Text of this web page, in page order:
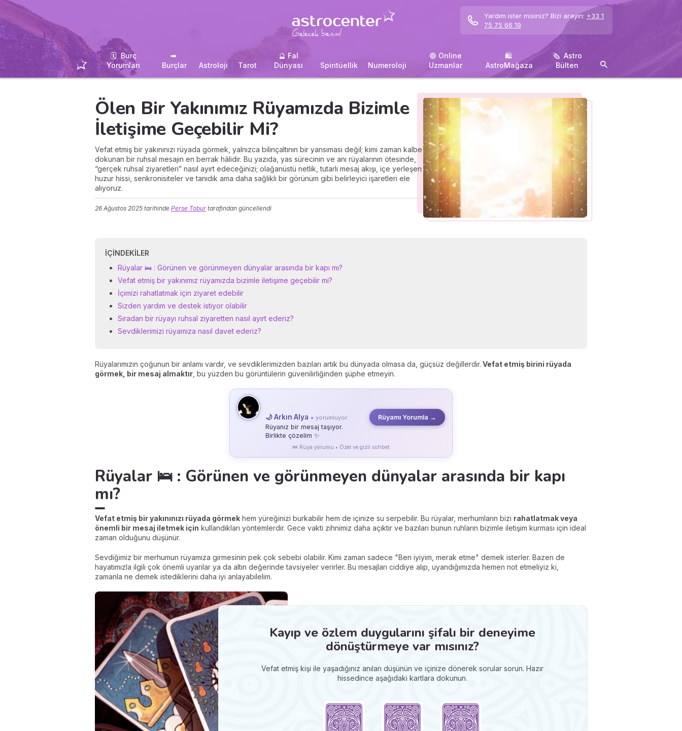
Yardım ister misiniz? Bizi arayın: +33 1
75 75 66 19
🗓 ️ Burç
Yorumları
➡ ️
Burçlar
Astroloji Tarot
🔮 Fal
Dünyası
Spiritüellik Numeroloji
🟢 Online
Uzmanlar
🛍 ️
AstroMağaza
🗞 ️ Astro
Bülten
Ölen Bir Yakınımız Rüyamızda Bizimle
İletişime Geçebilir Mi?
Vefat etmiş bir yakınınızı rüyada görmek, yalnızca bilinçaltının bir yansıması değil; kimi zaman kalbe
dokunan bir ruhsal mesajın en berrak hâlidir. Bu yazıda, yas sürecinin ve anı rüyalarının ötesinde,
“gerçek ruhsal ziyaretleri” nasıl ayırt edeceğinizi; olağanüstü netlik, tutarlı mesaj akışı, içe yerleşen
huzur hissi, senkronisiteler ve tanıdık ama daha sağlıklı bir görünüm gibi belirleyici işaretleri ele
alıyoruz.
26 Ağustos 2025 tarihinde Perse Tobur tarafından güncellendi
İÇINDEKILER
Rüyalar 🛌 : Görünen ve görünmeyen dünyalar arasında bir kapı mı?
Vefat etmiş bir yakınımız rüyamızda bizimle iletişime geçebilir mi?
İçimizi rahatlatmak için ziyaret edebilir
Sizden yardım ve destek istiyor olabilir
Sıradan bir rüyayı ruhsal ziyaretten nasıl ayırt ederiz?
Sevdiklerimizi rüyamıza nasıl davet ederiz?
Rüyalarımızın çoğunun bir anlamı vardır, ve sevdiklerimizden bazıları artık bu dünyada olmasa da, güçsüz değillerdir. Vefat etmiş birini rüyada
görmek, bir mesaj almaktır , bu yüzden bu görüntülerin güvenilirliğinden şüphe etmeyin.
🌙 Arkın Alya ● yorumluyor
Rüyanız bir mesaj taşıyor.
Birlikte çözelim ✨
Rüyamı Yorumla →
💤 Rüya yorumu • Özel ve gizli sohbet
Rüyalar 🛌 : Görünen ve görünmeyen dünyalar arasında bir kapı
mı?
Vefat etmiş bir yakınınızı rüyada görmek hem yüreğinizi burkabilir hem de içinize su serpebilir. Bu rüyalar, merhumların bizi rahatlatmak veya
önemli bir mesaj iletmek için kullandıkları yöntemlerdir. Gece vakti zihnimiz daha açıktır ve bazıları bunun ruhların bizimle iletişim kurması için ideal
zaman olduğunu düşünür.
Sevdiğimiz bir merhumun rüyamıza girmesinin pek çok sebebi olabilir. Kimi zaman sadece "Ben iyiyim, merak etme" demek isterler. Bazen de
hayatımızla ilgili çok önemli uyarılar ya da altın değerinde tavsiyeler verirler. Bu mesajları ciddiye alıp, uyandığımızda hemen not etmeliyiz ki,
zamanla ne demek istediklerini daha iyi anlayabilelim.
Kayıp ve özlem duygularını şifalı bir deneyime
dönüştürmeye var mısınız?
Vefat etmiş kişi ile yaşadığınız anıları düşünün ve içinize dönerek sorular sorun. Hazır
hissedince aşağıdaki kartlara dokunun.